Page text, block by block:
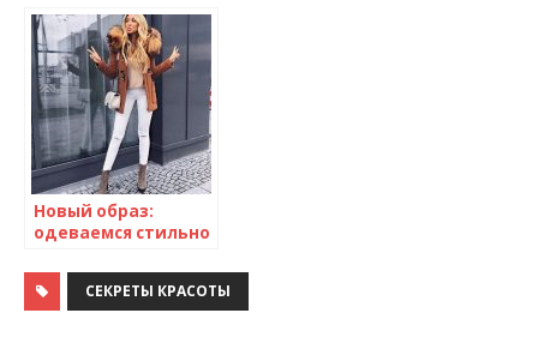
Новый образ:
одеваемся стильно
СЕКРЕТЫ КРАСОТЫ